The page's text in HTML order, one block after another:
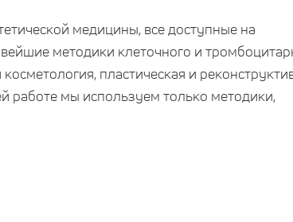
медицины, все доступные на
методики клеточного и
пластическая и
работе мы используем только методики,